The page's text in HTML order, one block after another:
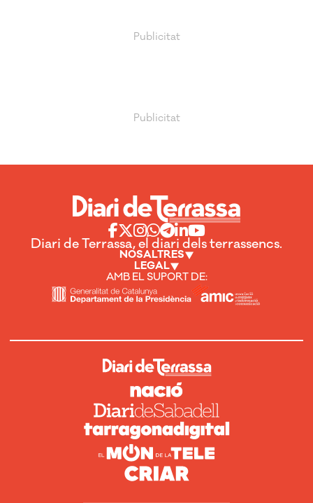
Diari de Terrassa, el diari dels terrassencs.
NOSALTRES
LEGAL
AMB EL SUPORT DE: